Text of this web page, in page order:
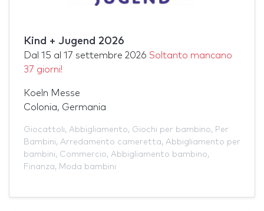
Kind + Jugend 2026
Dal 15 al 17 settembre 2026 Soltanto mancano
37 giorni!
Koeln Messe
Colonia, Germania
Giocattoli, Abbigliamento, Giochi per bambino, Per
Bambini, Arredamento cameretta, Abbigliamento per
bambini, Commercio, Abbigliamento bambino,
Finanza, Moda bambini